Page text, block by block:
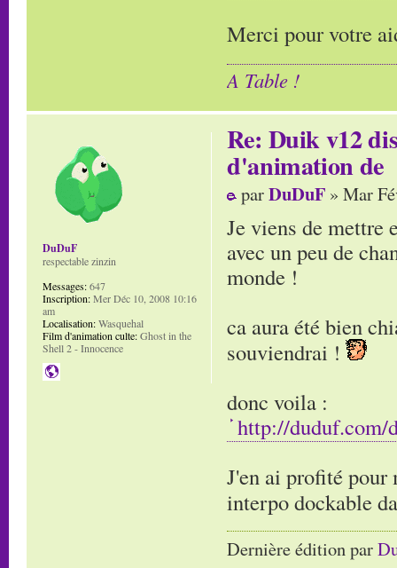
Merci pour votre
A Table !
Re: Duik v12
d'animation de
parDuDuF » Mar
Je viens de mettre
avec un peu de
monde !
ca aura été bien
souviendrai !
donc voila :
http://duduf.com/
J'en ai profité pour
interpo dockable
Dernière édition par
DuDuF
respectable zinzin
Messages:647
Inscription:Mer Déc 10, 2008 10:16
am
Localisation:Wasquehal
Film d'animation culte:Ghost in the
Shell 2 - Innocence